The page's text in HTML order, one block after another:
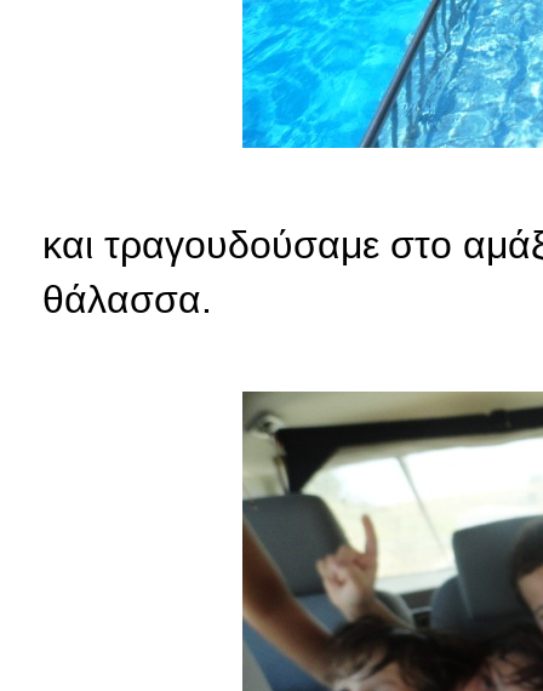
και τραγουδούσαμε στο
θάλασσα.